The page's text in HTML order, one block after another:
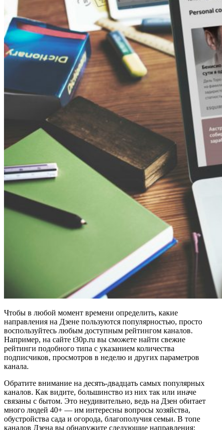
Чтобы в любой момент времени определить, какие
направления на Дзене пользуются популярностью, просто
воспользуйтесь любым доступным рейтингом каналов.
Например, на сайте t30p.ru вы сможете найти свежие
рейтинги подобного типа с указанием количества
подписчиков, просмотров в неделю и других параметров
канала.
Обратите внимание на десять-двадцать самых популярных
каналов. Как видите, большинство из них так или иначе
связаны с бытом. Это неудивительно, ведь на Дзен обитает
много людей 40+ — им интересны вопросы хозяйства,
обустройства сада и огорода, благополучия семьи. В топе
каналов Дзена вы обнаружите следующие направления: